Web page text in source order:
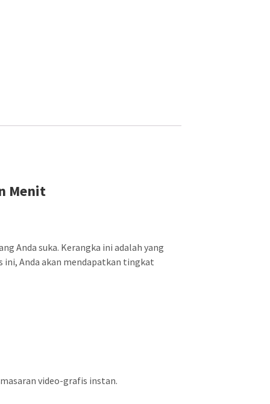
Menit
Anda suka. Kerangka ini adalah yang
ini, Anda akan mendapatkan tingkat
video-grafis instan.